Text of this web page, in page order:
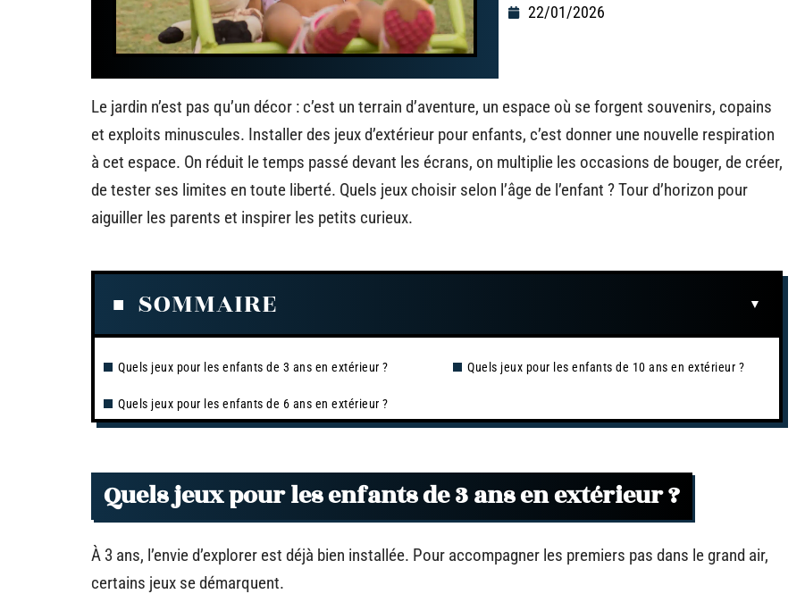
22/01/2026
Le jardin n’est pas qu’un décor : c’est un terrain d’aventure, un espace où se forgent souvenirs, copains
et exploits minuscules. Installer des jeux d’extérieur pour enfants, c’est donner une nouvelle respiration
à cet espace. On réduit le temps passé devant les écrans, on multiplie les occasions de bouger, de créer,
de tester ses limites en toute liberté. Quels jeux choisir selon l’âge de l’enfant ? Tour d’horizon pour
aiguiller les parents et inspirer les petits curieux.
SOMMAIRE
Quels jeux pour les enfants de 3 ans en extérieur ?
Quels jeux pour les enfants de 6 ans en extérieur ?
Quels jeux pour les enfants de 10 ans en extérieur ?
Quels jeux pour les enfants de 3 ans en extérieur ?
À 3 ans, l’envie d’explorer est déjà bien installée. Pour accompagner les premiers pas dans le grand air,
certains jeux se démarquent.